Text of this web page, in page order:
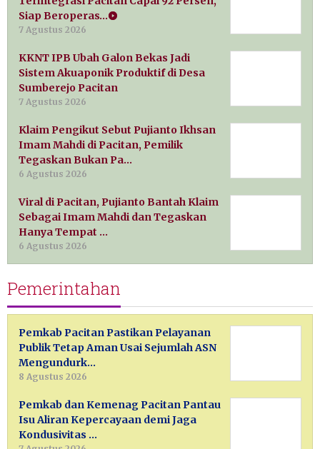
Siap Beroperas…
7 Agustus 2026
KKNT IPB Ubah Galon Bekas Jadi
Sistem Akuaponik Produktif di Desa
Sumberejo Pacitan
7 Agustus 2026
Klaim Pengikut Sebut Pujianto Ikhsan
Imam Mahdi di Pacitan, Pemilik
Tegaskan Bukan Pa…
6 Agustus 2026
Viral di Pacitan, Pujianto Bantah Klaim
Sebagai Imam Mahdi dan Tegaskan
Hanya Tempat …
6 Agustus 2026
Pemerintahan
Pemkab Pacitan Pastikan Pelayanan
Publik Tetap Aman Usai Sejumlah ASN
Mengundurk…
8 Agustus 2026
Pemkab dan Kemenag Pacitan Pantau
Isu Aliran Kepercayaan demi Jaga
Kondusivitas …